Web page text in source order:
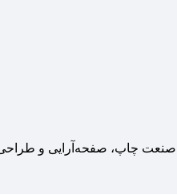
صنعت چاپ، صفحه‌آرایی و